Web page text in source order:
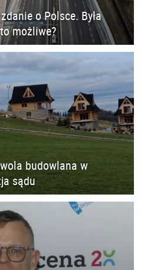
o Polsce. Była
możliwe?
budowlana w
sądu